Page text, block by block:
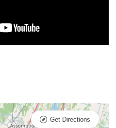
Get Directions